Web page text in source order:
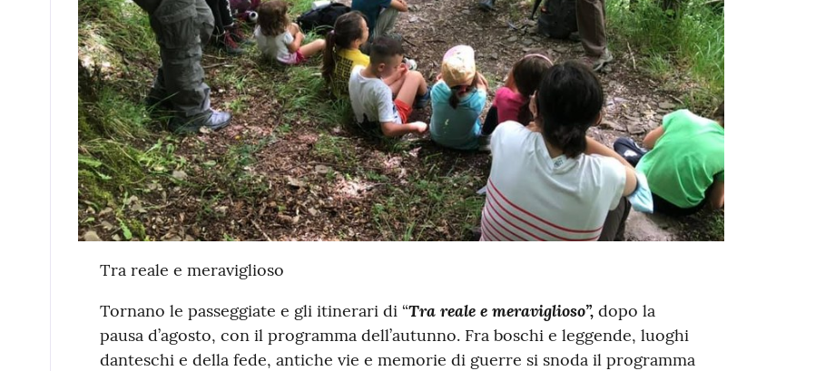
Contenuto
Tra reale e meraviglioso
Tornano le passeggiate e gli itinerari di “Tra reale e meraviglioso”,dopo la
pausa d’agosto, con il programma dell’autunno. Fra boschi e leggende, luoghi
danteschi e della fede, antiche vie e memorie di guerre si snoda il programma